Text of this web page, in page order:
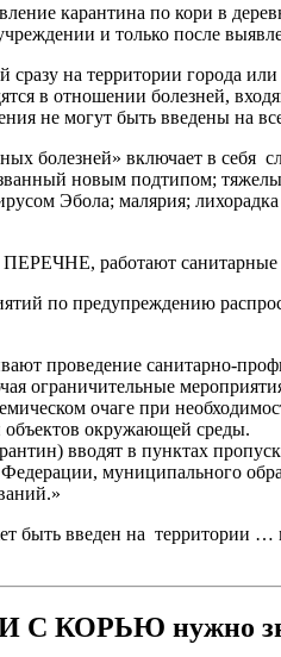
карантина по
и только после
на территории города
в отношении
не могут быть введены на
болезней» включает в себя
новым подтипом;
Эбола; малярия;
в ПЕРЕЧНЕ, работают
по предупреждению
проведение санитарно-
ограничительные
очаге при
окружающей среды.
вводят в пунктах
муниципального
введен на территории …
КОРЬЮ нужно